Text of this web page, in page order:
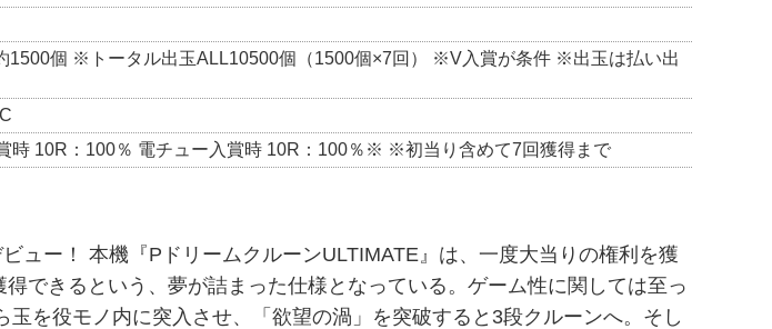
1500個 ※トータル出玉ALL10500個（1500個×7回） ※V入賞が条件 ※出玉は払い出
時 10R：100％ 電チュー入賞時 10R：100％※ ※初当り含めて7回獲得まで
ュー！ 本機『PドリームクルーンULTIMATE』は、一度大当りの権利を獲
できるという、夢が詰まった仕様となっている。ゲーム性に関しては至っ
玉を役モノ内に突入させ、「欲望の渦」を突破すると3段クルーンへ。そし